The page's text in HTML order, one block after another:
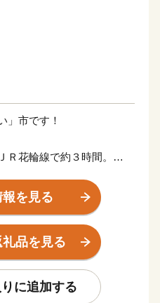
」市です！
Ｒ花輪線で約３時間。
など四季を通じて楽しめる
す。
梱包作業を市内の元気なシ
寄附を活用させていただき
を見る
品を見る
に追加する